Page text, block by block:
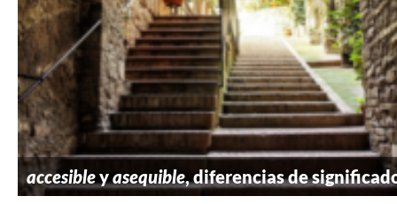
accesibleyasequible, diferencias de